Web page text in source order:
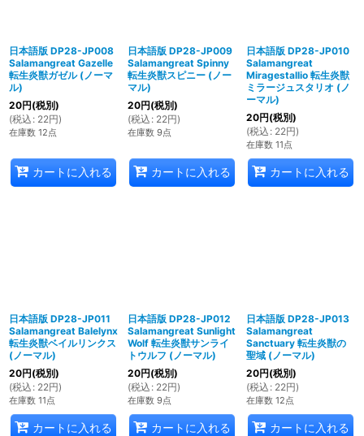
日本語版 DP28-JP008
Salamangreat Gazelle
転生炎獣ガゼル (ノーマ
ル)
20円(税別)
(税込 : 22円)
在庫数 12点
カートに入れる
日本語版 DP28-JP009
Salamangreat Spinny
転生炎獣スピニー (ノー
マル)
20円(税別)
(税込 : 22円)
在庫数 9点
カートに入れる
日本語版 DP28-JP010
Salamangreat
Miragestallio 転生炎獣
ミラージュスタリオ (ノ
ーマル)
20円(税別)
(税込 : 22円)
在庫数 11点
カートに入れる
日本語版 DP28-JP011
Salamangreat Balelynx
転生炎獣ベイルリンクス
(ノーマル)
20円(税別)
(税込 : 22円)
在庫数 11点
カートに入れる
日本語版 DP28-JP012
Salamangreat Sunlight
Wolf 転生炎獣サンライ
トウルフ (ノーマル)
20円(税別)
(税込 : 22円)
在庫数 9点
カートに入れる
日本語版 DP28-JP013
Salamangreat
Sanctuary 転生炎獣の
聖域 (ノーマル)
20円(税別)
(税込 : 22円)
在庫数 12点
カートに入れる